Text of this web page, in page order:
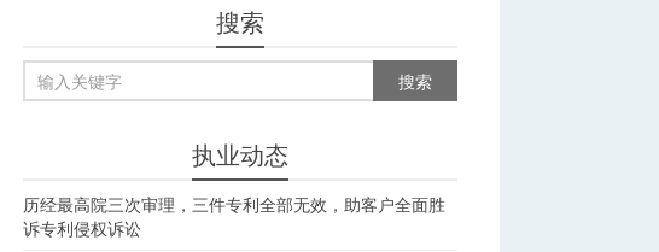
搜索
执业动态
历经最高院三次审理，三件专利全部无效，助客户全面胜
诉专利侵权诉讼